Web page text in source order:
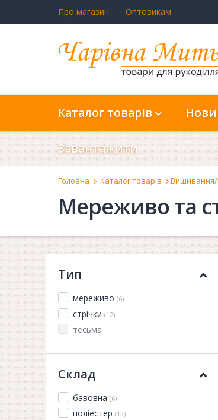
Про магазин Оптовикам
Каталог товарів
Завантажити
Головна Каталог товарів
Мереживо та
Тип
мереживо (6)
стрічки (12)
тесьма
Склад
бавовна (6)
поліестер (12)